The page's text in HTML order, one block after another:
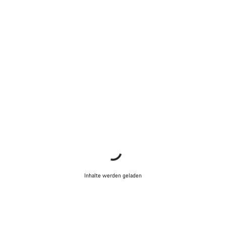
Inhalte werden geladen